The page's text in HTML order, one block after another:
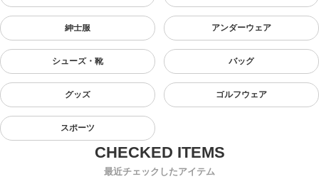
紳士服 アンダーウェア
シューズ・靴 バッグ
グッズ ゴルフウェア
スポーツ
最近チェックしたアイテム